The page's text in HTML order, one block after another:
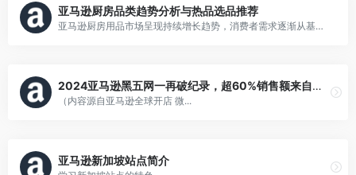
亚马逊厨房品类趋势分析与热品选品推荐
亚马逊厨房用品市场呈现持续增长趋势，消费者需求逐渐从基础功能向多样化、个性化和智能化方向发展。
2024亚马逊黑五网一再破纪录，超60%销售额来自第三方卖家！
（内容源自亚马逊全球开店 微...
亚马逊新加坡站点简介